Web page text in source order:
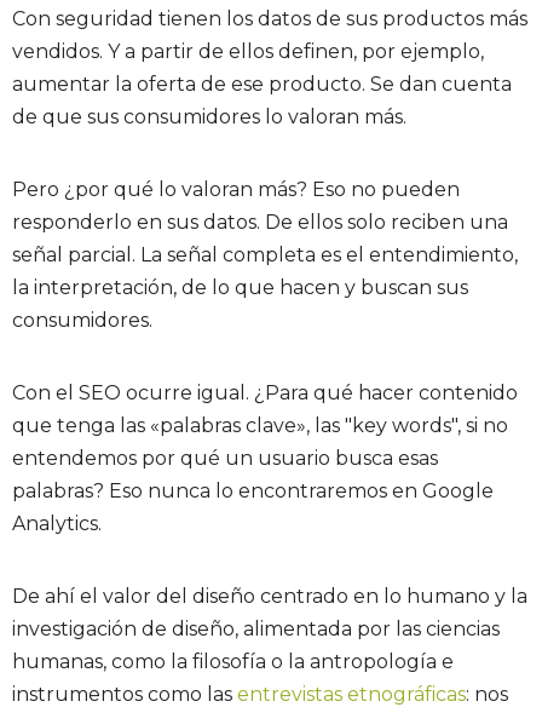
Con seguridad tienen los datos de sus productos más
vendidos. Y a partir de ellos definen, por ejemplo,
aumentar la oferta de ese producto. Se dan cuenta
de que sus consumidores lo valoran más.
Pero ¿por qué lo valoran más? Eso no pueden
responderlo en sus datos. De ellos solo reciben una
señal parcial. La señal completa es el entendimiento,
la interpretación, de lo que hacen y buscan sus
consumidores.
Con el SEO ocurre igual. ¿Para qué hacer contenido
que tenga las «palabras clave», las "key words", si no
entendemos por qué un usuario busca esas
palabras? Eso nunca lo encontraremos en Google
Analytics.
De ahí el valor del diseño centrado en lo humano y la
investigación de diseño, alimentada por las ciencias
humanas, como la filosofía o la antropología e
instrumentos como las entrevistas etnográficas: nos